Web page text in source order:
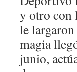
y otro con
le
magia
junio,